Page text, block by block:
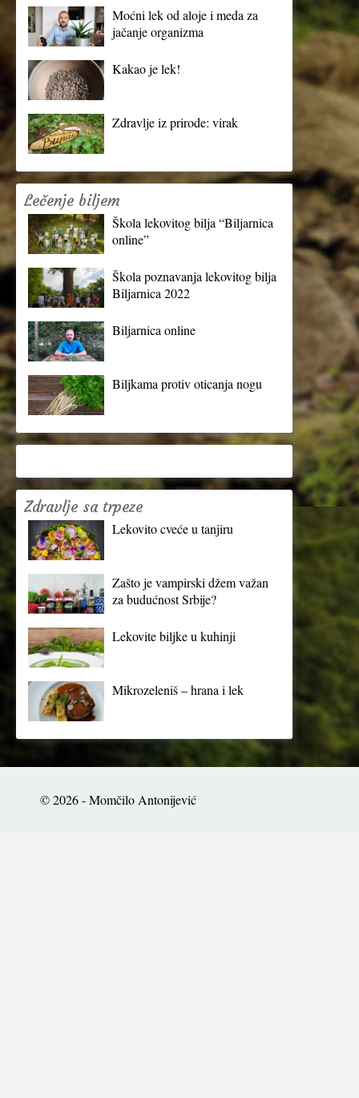
Moćni lek od aloje i meda za
jačanje organizma
Kakao je lek!
Zdravlje iz prirode: virak
Lečenje biljem
Škola lekovitog bilja “Biljarnica
online”
Škola poznavanja lekovitog bilja
Biljarnica 2022
Biljarnica online
Biljkama protiv oticanja nogu
Zdravlje sa trpeze
Lekovito cveće u tanjiru
Zašto je vampirski džem važan
za budućnost Srbije?
Lekovite biljke u kuhinji
Mikrozeleniš – hrana i lek
© 2026 - Momčilo Antonijević